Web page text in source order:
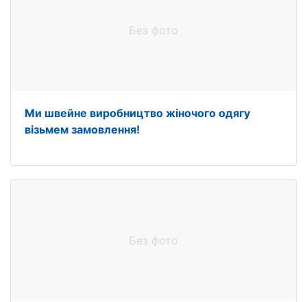
Без фото
Ми швейне виробництво жіночого одягу
візьмем замовлення!
Без фото